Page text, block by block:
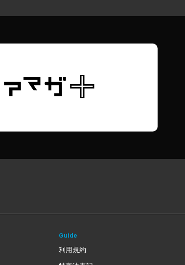
Guide
利用規約